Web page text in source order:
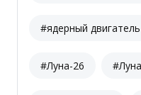
#ядерный двигатель
#Луна-26